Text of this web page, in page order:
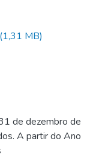
(1,31 MB)
de dezembro de
A partir do Ano